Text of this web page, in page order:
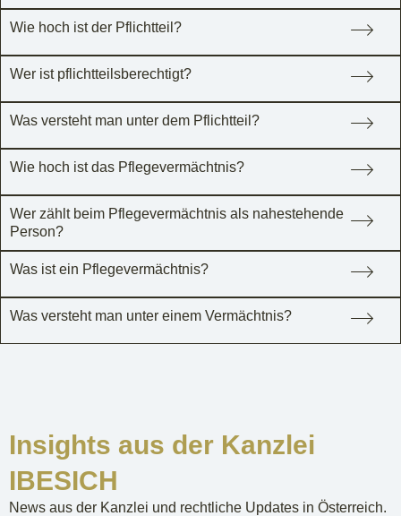
Wie hoch ist der Pflichtteil?
Wer ist pflichtteilsberechtigt?
Was versteht man unter dem Pflichtteil?
Wie hoch ist das Pflegevermächtnis?
Wer zählt beim Pflegevermächtnis als nahestehende
Person?
Was ist ein Pflegevermächtnis?
Was versteht man unter einem Vermächtnis?
Insights aus der Kanzlei
IBESICH
News aus der Kanzlei und rechtliche Updates in Österreich.